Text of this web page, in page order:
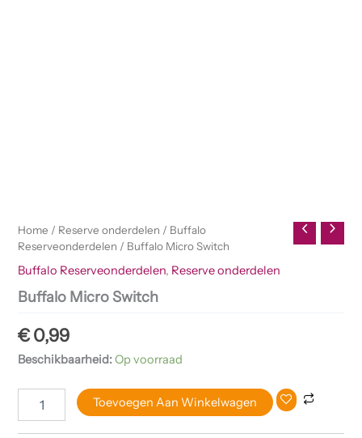
Home / Reserve onderdelen / Buffalo
Reserveonderdelen / Buffalo Micro Switch
Buffalo Reserveonderdelen, Reserve onderdelen
Buffalo Micro Switch
€0,99
Beschikbaarheid:Op voorraad
Toevoegen Aan Winkelwagen